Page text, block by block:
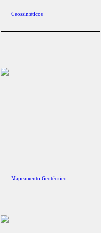
Geossintéticos
Mapeamento Geotécnico